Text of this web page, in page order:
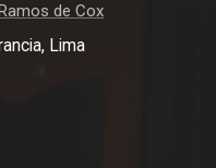
de Cox
Lima